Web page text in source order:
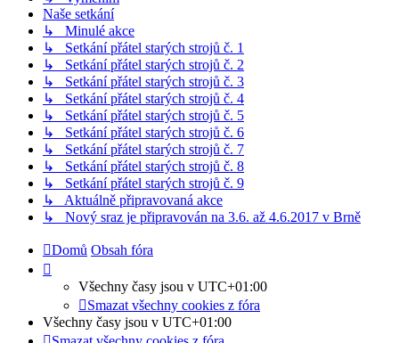
Naše setkání
↳ Minulé akce
↳ Setkání přátel starých strojů č. 1
↳ Setkání přátel starých strojů č. 2
↳ Setkání přátel starých strojů č. 3
↳ Setkání přátel starých strojů č. 4
↳ Setkání přátel starých strojů č. 5
↳ Setkání přátel starých strojů č. 6
↳ Setkání přátel starých strojů č. 7
↳ Setkání přátel starých strojů č. 8
↳ Setkání přátel starých strojů č. 9
↳ Aktuálně připravovaná akce
↳ Nový sraz je připravován na 3.6. až 4.6.2017 v Brně
Domů Obsah fóra
Všechny časy jsou v UTC+01:00
Smazat všechny cookies z fóra
Všechny časy jsou v UTC+01:00